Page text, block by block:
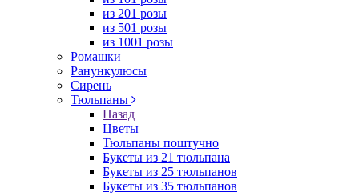
из 201 розы
из 501 розы
из 1001 розы
Ромашки
Ранункулюсы
Сирень
Тюльпаны
Назад
Цветы
Тюльпаны поштучно
Букеты из 21 тюльпана
Букеты из 25 тюльпанов
Букеты из 35 тюльпанов